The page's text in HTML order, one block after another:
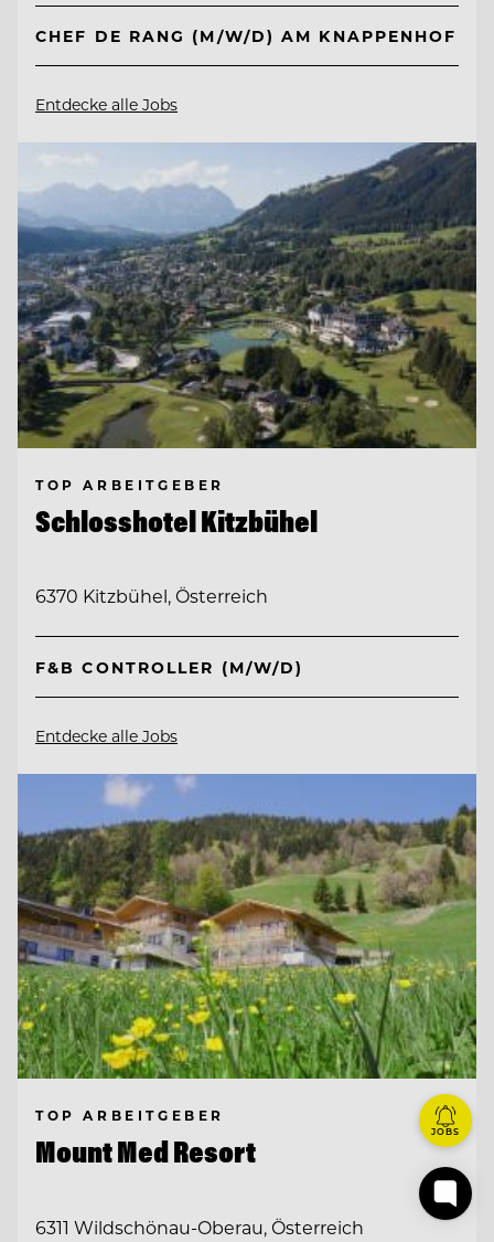
CHEF DE RANG (M/W/D) AM KNAPPENHOF
Entdecke alle Jobs
TOP ARBEITGEBER
Schlosshotel Kitzbühel
6370 Kitzbühel, Österreich
F&B CONTROLLER (M/W/D)
Entdecke alle Jobs
TOP ARBEITGEBER
Mount Med Resort
6311 Wildschönau-Oberau, Österreich
JOBS